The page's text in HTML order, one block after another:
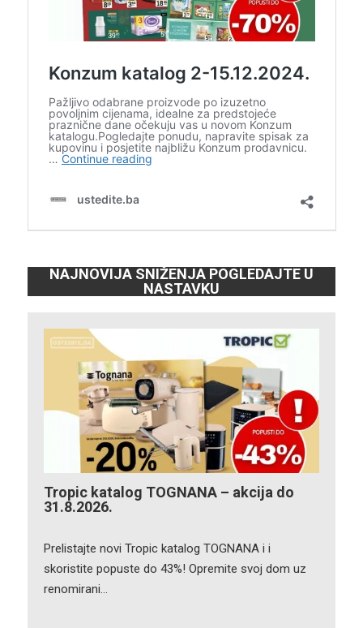
NAJNOVIJA SNIŽENJA POGLEDAJTE U
NASTAVKU
Tropic katalog TOGNANA – akcija do
31.8.2026.
Prelistajte novi Tropic katalog TOGNANA i i
skoristite popuste do 43%! Opremite svoj dom uz
renomirani…